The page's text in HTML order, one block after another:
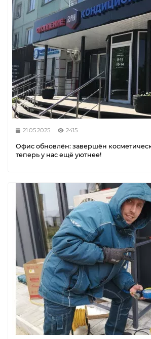
21.05.2025 2415
Офис обновлён: завершён
теперь у нас ещё уютнее!